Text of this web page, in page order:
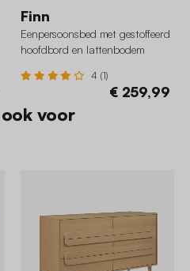
Finn
Eenpersoonsbed met gestoffeerd
hoofdbord en lattenbodem
4 (1)
€ 259,99
voor